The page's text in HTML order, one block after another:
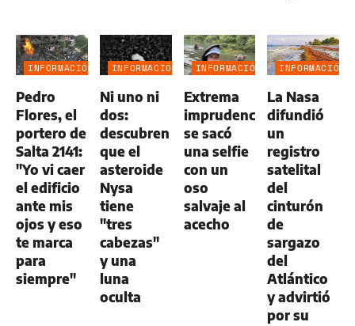
INFORMACIÓN
Pedro
Flores, el
portero de
Salta 2141:
"Yo vi caer
el edificio
ante mis
ojos y eso
te marca
para
siempre"
INFORMACIÓN
Ni uno ni
dos:
descubren
que el
asteroide
Nysa
tiene
"tres
cabezas"
y una
luna
oculta
INFORMACIÓN
Extrema
imprudencia:
se sacó
una selfie
con un
oso
salvaje al
acecho
INFORMACIÓN
La Nasa
difundió
un
registro
satelital
del
cinturón
de
sargazo
del
Atlántico
y advirtió
por su